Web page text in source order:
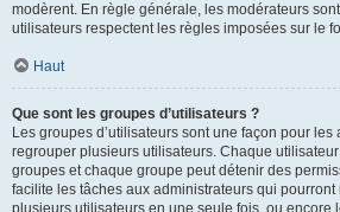
modèrent. En règle générale, les modérateurs
utilisateurs respectent les règles imposées sur le
Haut
Que sont les groupes d’utilisateurs ?
Les groupes d’utilisateurs sont une façon pour
regrouper plusieurs utilisateurs. Chaque
groupes et chaque groupe peut détenir des
facilite les tâches aux administrateurs qui
plusieurs utilisateurs en une seule fois, ou encore